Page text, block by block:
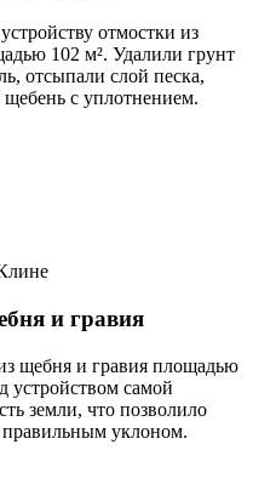
отмостки из
102 м². Удалили грунт
отсыпали слой песка,
с уплотнением.
и гравия
щебня и гравия площадью
устройством самой
земли, что позволило
правильным уклоном.